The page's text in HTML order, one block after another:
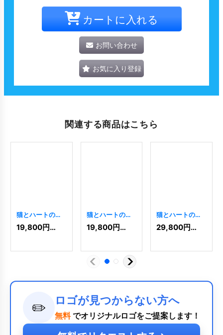
カートに入れる
お問い合わせ
お気に入り登録
関連する商品はこちら
猫とハートのロ
ゴ
5503]
19,800円(税込)
猫とハートのロ
ゴ[ 5533]
19,800円(税込)
猫とハートのロ
ゴ[ 7201]
29,800円(税込)
✏️ ロゴが見つからない方へ
無料 でオリジナルロゴをご提案します！